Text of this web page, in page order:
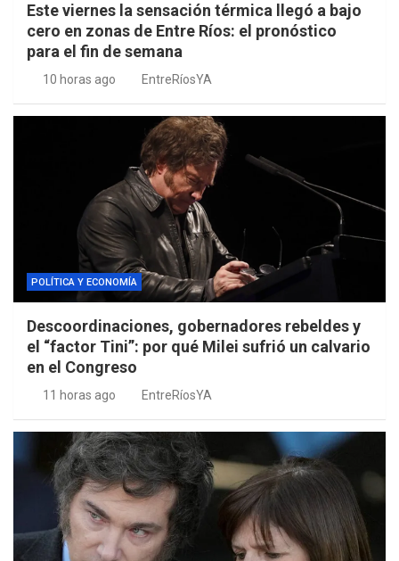
Este viernes la sensación térmica llegó a bajo
cero en zonas de Entre Ríos: el pronóstico
para el fin de semana
10 horas ago EntreRíosYA
POLÍTICA Y ECONOMÍA
Descoordinaciones, gobernadores rebeldes y
el “factor Tini”: por qué Milei sufrió un calvario
en el Congreso
11 horas ago EntreRíosYA